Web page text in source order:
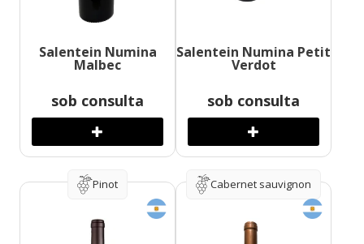
Salentein Numina
Malbec
sob consulta
Salentein Numina Petit
Verdot
sob consulta
Pinot Cabernet sauvignon